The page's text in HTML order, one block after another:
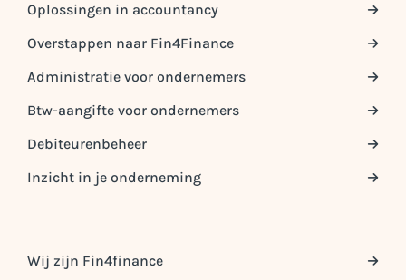
Oplossingen in accountancy
Overstappen naar Fin4Finance
Administratie voor ondernemers
Btw-aangifte voor ondernemers
Debiteurenbeheer
Inzicht in je onderneming
Wij zijn Fin4finance